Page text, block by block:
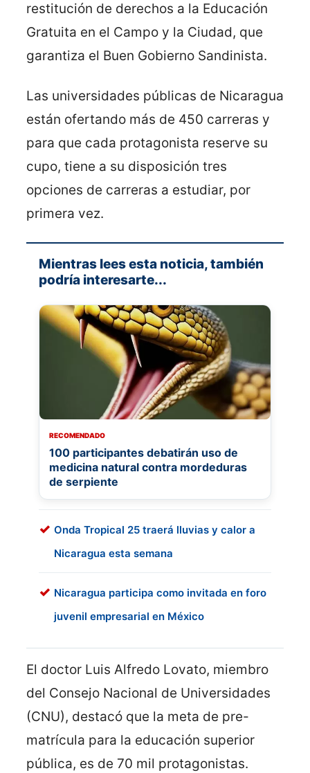
restitución de derechos a la Educación
Gratuita en el Campo y la Ciudad, que
garantiza el Buen Gobierno Sandinista.
Las universidades públicas de Nicaragua
están ofertando más de 450 carreras y
para que cada protagonista reserve su
cupo, tiene a su disposición tres
opciones de carreras a estudiar, por
primera vez.
Mientras lees esta noticia, también
podría interesarte...
RECOMENDADO
100 participantes debatirán uso de
medicina natural contra mordeduras
de serpiente
Onda Tropical 25 traerá lluvias y calor a
Nicaragua esta semana
Nicaragua participa como invitada en foro
juvenil empresarial en México
El doctor Luis Alfredo Lovato, miembro
del Consejo Nacional de Universidades
(CNU), destacó que la meta de pre-
matrícula para la educación superior
pública, es de 70 mil protagonistas.